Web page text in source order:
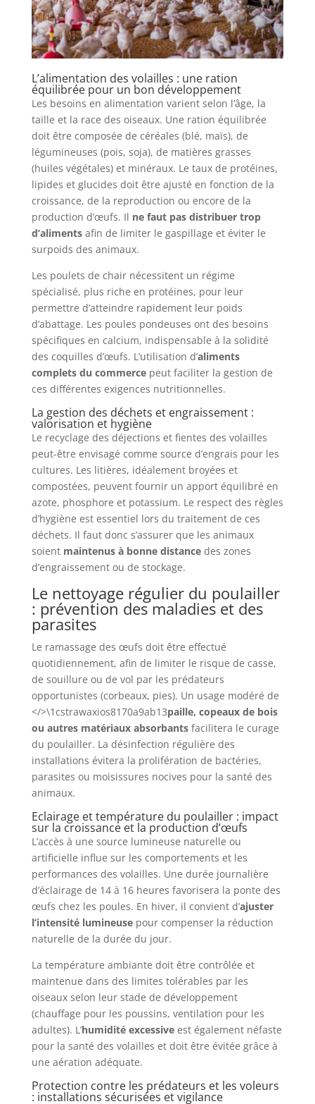
L’alimentation des volailles : une ration
équilibrée pour un bon développement
Les besoins en alimentation varient selon l’âge, la
taille et la race des oiseaux. Une ration équilibrée
doit être composée de céréales (blé, maïs), de
légumineuses (pois, soja), de matières grasses
(huiles végétales) et minéraux. Le taux de protéines,
lipides et glucides doit être ajusté en fonction de la
croissance, de la reproduction ou encore de la
production d’œufs. Il ne faut pas distribuer trop
d’alimentsafin de limiter le gaspillage et éviter le
surpoids des animaux.
Les poulets de chair nécessitent un régime
spécialisé, plus riche en protéines, pour leur
permettre d’atteindre rapidement leur poids
d’abattage. Les poules pondeuses ont des besoins
spécifiques en calcium, indispensable à la solidité
des coquilles d’œufs. L’utilisation d’aliments
complets du commercepeut faciliter la gestion de
ces différentes exigences nutritionnelles.
La gestion des déchets et engraissement :
valorisation et hygiène
Le recyclage des déjections et fientes des volailles
peut-être envisagé comme source d’engrais pour les
cultures. Les litières, idéalement broyées et
compostées, peuvent fournir un apport équilibré en
azote, phosphore et potassium. Le respect des règles
d’hygiène est essentiel lors du traitement de ces
déchets. Il faut donc s’assurer que les animaux
soient maintenus à bonne distancedes zones
d’engraissement ou de stockage.
Le nettoyage régulier du poulailler
: prévention des maladies et des
parasites
Le ramassage des œufs doit être effectué
quotidiennement, afin de limiter le risque de casse,
de souillure ou de vol par les prédateurs
opportunistes (corbeaux, pies). Un usage modéré de
</>\1cstrawaxios8170a9ab13paille, copeaux de bois
ou autres matériaux absorbantsfacilitera le curage
du poulailler. La désinfection régulière des
installations évitera la prolifération de bactéries,
parasites ou moisissures nocives pour la santé des
animaux.
Eclairage et température du poulailler : impact
sur la croissance et la production d’œufs
L’accès à une source lumineuse naturelle ou
artificielle influe sur les comportements et les
performances des volailles. Une durée journalière
d’éclairage de 14 à 16 heures favorisera la ponte des
œufs chez les poules. En hiver, il convient d’ajuster
l’intensité lumineusepour compenser la réduction
naturelle de la durée du jour.
La température ambiante doit être contrôlée et
maintenue dans des limites tolérables par les
oiseaux selon leur stade de développement
(chauffage pour les poussins, ventilation pour les
adultes). L’humidité excessiveest également néfaste
pour la santé des volailles et doit être évitée grâce à
une aération adéquate.
Protection contre les prédateurs et les voleurs
: installations sécurisées et vigilance